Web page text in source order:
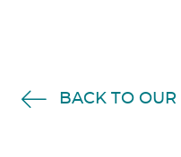
BACK TO OUR